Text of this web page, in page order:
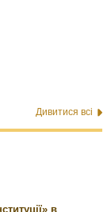
Дивитися всі
в